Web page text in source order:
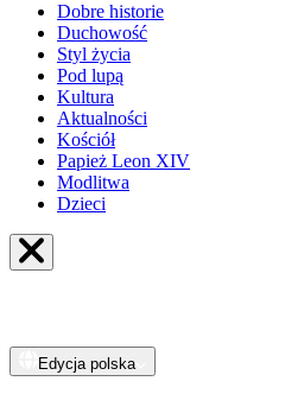
Dobre historie
Duchowość
Styl życia
Pod lupą
Kultura
Aktualności
Kościół
Papież Leon XIV
Modlitwa
Dzieci
Edycja polska